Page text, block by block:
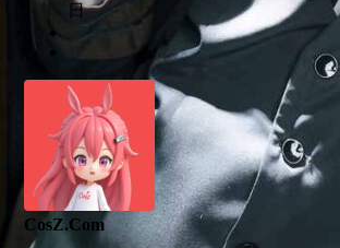
日
CosZ.Com